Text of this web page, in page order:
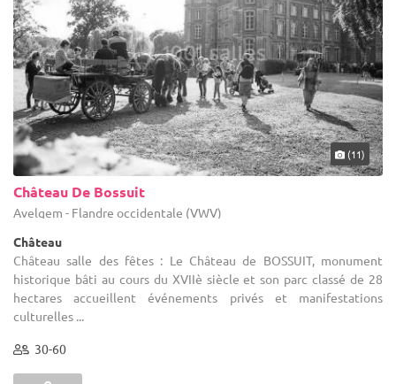
(11)
Château De Bossuit
Avelgem - Flandre occidentale (VWV)
Château
Château salle des fêtes : Le Château de BOSSUIT, monument
historique bâti au cours du XVIIè siècle et son parc classé de 28
hectares accueillent événements privés et manifestations
culturelles ...
30-60